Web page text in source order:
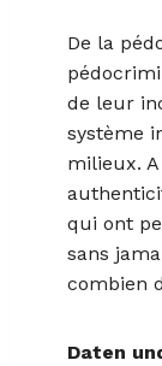
De la
de leur
système
milieux.
qui ont
sans
combien
Daten